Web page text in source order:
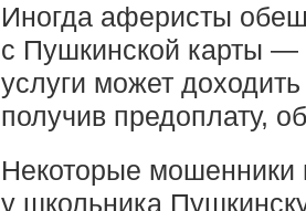
Иногда аферисты
с Пушкинской карты —
услуги может
получив предоплату,
Некоторые мошенники
у школьника